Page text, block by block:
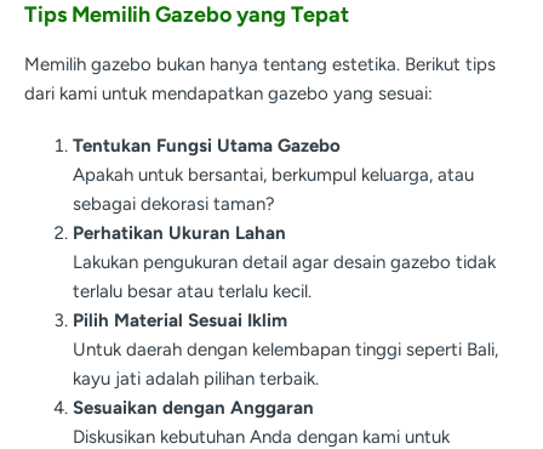
Tips Memilih Gazebo yang Tepat
Memilih gazebo bukan hanya tentang estetika. Berikut tips
dari kami untuk mendapatkan gazebo yang sesuai:
Tentukan Fungsi Utama Gazebo
Apakah untuk bersantai, berkumpul keluarga, atau
sebagai dekorasi taman?
Perhatikan Ukuran Lahan
Lakukan pengukuran detail agar desain gazebo tidak
terlalu besar atau terlalu kecil.
Pilih Material Sesuai Iklim
Untuk daerah dengan kelembapan tinggi seperti Bali,
kayu jati adalah pilihan terbaik.
Sesuaikan dengan Anggaran
Diskusikan kebutuhan Anda dengan kami untuk